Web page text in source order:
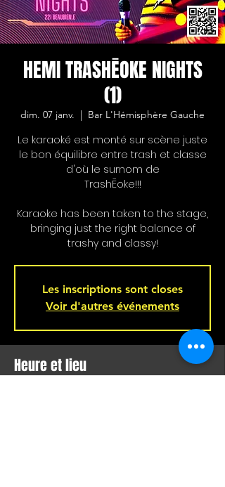
HEMI TRASHĒOKE NIGHTS
(1)
dim. 07 janv. Bar L'Hémisphère Gauche
Le karaoké est monté sur scène juste
le bon équilibre entre trash et classe
d'où le surnom de
TrashĒoke!!!
Karaoke has been taken to the stage,
bringing just the right balance of
trashy and classy!
Les inscriptions sont closes
Voir d'autres événements
Heure et lieu